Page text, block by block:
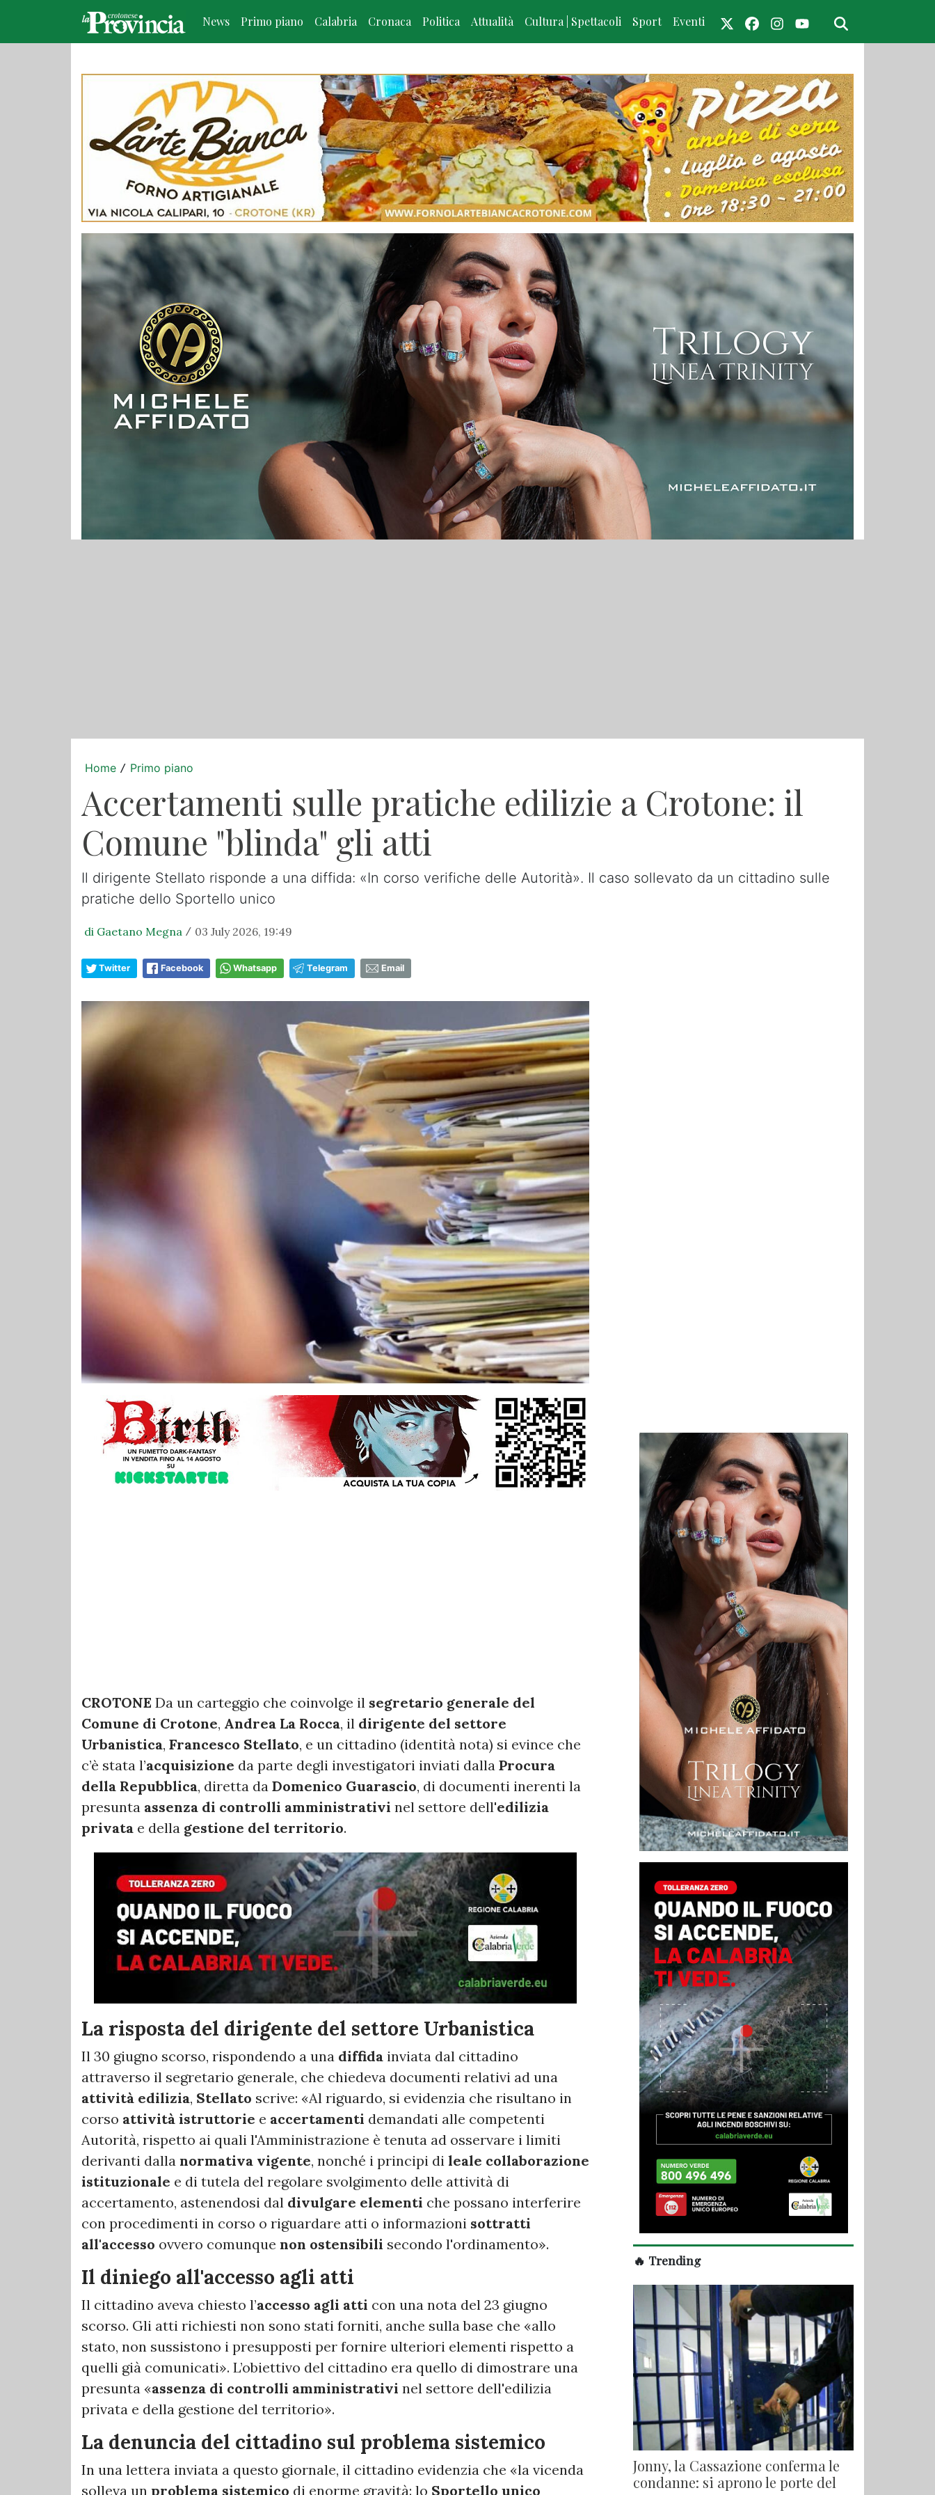
News Primo piano Calabria Cronaca Politica Attualità Cultura | Spettacoli Sport Eventi
Home / Primo piano
Accertamenti sulle pratiche edilizie a Crotone: il
Comune "blinda" gli atti
Il dirigente Stellato risponde a una diffida: «In corso verifiche delle Autorità». Il caso sollevato da un cittadino sulle
pratiche dello Sportello unico
di Gaetano Megna / 03 July 2026, 19:49
Twitter Facebook Whatsapp Telegram Email
CROTONE Da un carteggio che coinvolge il segretario generale del
Comune di Crotone, Andrea La Rocca, il dirigente del settore
Urbanistica, Francesco Stellato, e un cittadino (identità nota) si evince che
c’è stata l’acquisizione da parte degli investigatori inviati dalla Procura
della Repubblica, diretta da Domenico Guarascio, di documenti inerenti la
presunta assenza di controlli amministrativi nel settore dell'edilizia
privata e della gestione del territorio.
La risposta del dirigente del settore Urbanistica
Il 30 giugno scorso, rispondendo a una diffida inviata dal cittadino
attraverso il segretario generale, che chiedeva documenti relativi ad una
attività edilizia, Stellato scrive: «Al riguardo, si evidenzia che risultano in
corso attività istruttorie e accertamenti demandati alle competenti
Autorità, rispetto ai quali l'Amministrazione è tenuta ad osservare i limiti
derivanti dalla normativa vigente, nonché i principi di leale collaborazione
istituzionale e di tutela del regolare svolgimento delle attività di
accertamento, astenendosi dal divulgare elementi che possano interferire
con procedimenti in corso o riguardare atti o informazioni sottratti
all'accesso ovvero comunque non ostensibili secondo l'ordinamento».
Il diniego all'accesso agli atti
Il cittadino aveva chiesto l’accesso agli atti con una nota del 23 giugno
scorso. Gli atti richiesti non sono stati forniti, anche sulla base che «allo
stato, non sussistono i presupposti per fornire ulteriori elementi rispetto a
quelli già comunicati». L’obiettivo del cittadino era quello di dimostrare una
presunta «assenza di controlli amministrativi nel settore dell'edilizia
privata e della gestione del territorio».
La denuncia del cittadino sul problema sistemico
In una lettera inviata a questo giornale, il cittadino evidenzia che «la vicenda
solleva un problema sistemico di enorme gravità: lo Sportello unico
🔥 Trending
Jonny, la Cassazione conferma le
condanne: si aprono le porte del